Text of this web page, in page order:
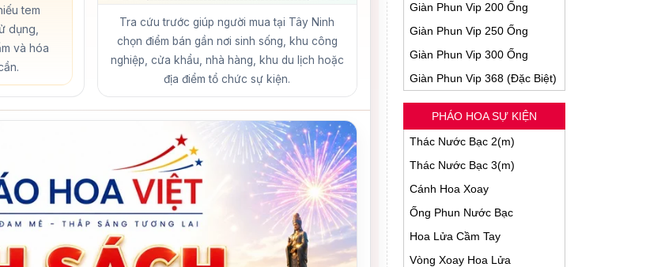
tem
dụng,
và hóa
Tra cứu trước giúp người mua tại Tây Ninh
chọn điểm bán gần nơi sinh sống, khu công
nghiệp, cửa khẩu, nhà hàng, khu du lịch hoặc
địa điểm tổ chức sự kiện.
Giàn Phun Vip 200 Ống
Giàn Phun Vip 250 Ống
Giàn Phun Vip 300 Ống
Giàn Phun Vip 368 (Đặc Biệt)
PHÁO HOA SỰ KIỆN
Thác Nước Bạc 2(m)
Thác Nước Bạc 3(m)
Cánh Hoa Xoay
Ống Phun Nước Bạc
Hoa Lửa Cầm Tay
Vòng Xoay Hoa Lửa